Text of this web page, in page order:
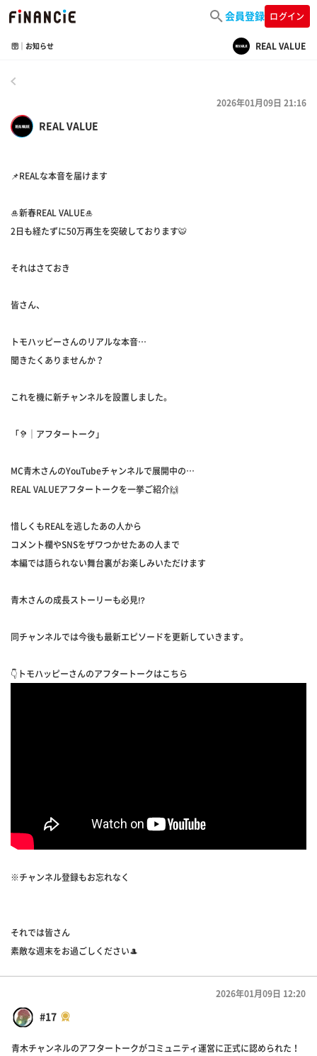
会員登録 ログイン
🛜｜お知らせ REAL VALUE
REAL VALUE
2026年01月09日 21:16
📌REALな本音を届けます
🎍新春REAL VALUE🎍
2日も経たずに50万再生を突破しております🐯
それはさておき
皆さん、
トモハッピーさんのリアルな本音…
聞きたくありませんか？
これを機に新チャンネルを設置しました。
「🦻｜アフタートーク」
MC青木さんのYouTubeチャンネルで展開中の…
REAL VALUEアフタートークを一挙ご紹介🙌
惜しくもREALを逃したあの人から
コメント欄やSNSをザワつかせたあの人まで
本編では語られない舞台裏がお楽しみいただけます
青木さんの成長ストーリーも必見⁉️
同チャンネルでは今後も最新エピソードを更新していきます。
👇トモハッピーさんのアフタートークはこちら
※チャンネル登録もお忘れなく
それでは皆さん
素敵な週末をお過ごしください🎩
#17
2026年01月09日 12:20
青木チャンネルのアフタートークがコミュニティ運営に正式に認められた！